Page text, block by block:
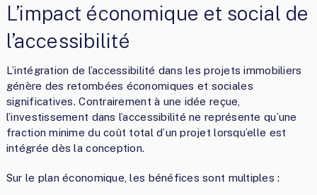
L’impact économique et social de
l’accessibilité
L’intégration de l’accessibilité dans les projets immobiliers
génère des retombées économiques et sociales
significatives. Contrairement à une idée reçue,
l’investissement dans l’accessibilité ne représente qu’une
fraction minime du coût total d’un projet lorsqu’elle est
intégrée dès la conception.
Sur le plan économique, les bénéfices sont multiples :